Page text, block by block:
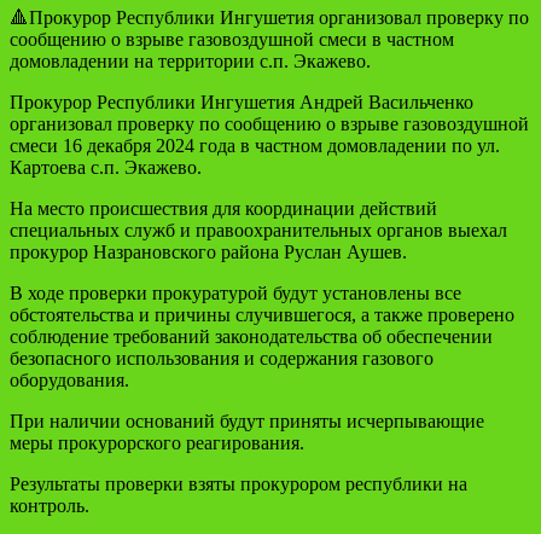
🔺Прокурор Республики Ингушетия организовал проверку по
сообщению о взрыве газовоздушной смеси в частном
домовладении на территории с.п. Экажево.
Прокурор Республики Ингушетия Андрей Васильченко
организовал проверку по сообщению о взрыве газовоздушной
смеси 16 декабря 2024 года в частном домовладении по ул.
Картоева с.п. Экажево.
На место происшествия для координации действий
специальных служб и правоохранительных органов выехал
прокурор Назрановского района Руслан Аушев.
В ходе проверки прокуратурой будут установлены все
обстоятельства и причины случившегося, а также проверено
соблюдение требований законодательства об обеспечении
безопасного использования и содержания газового
оборудования.
При наличии оснований будут приняты исчерпывающие
меры прокурорского реагирования.
Результаты проверки взяты прокурором республики на
контроль.